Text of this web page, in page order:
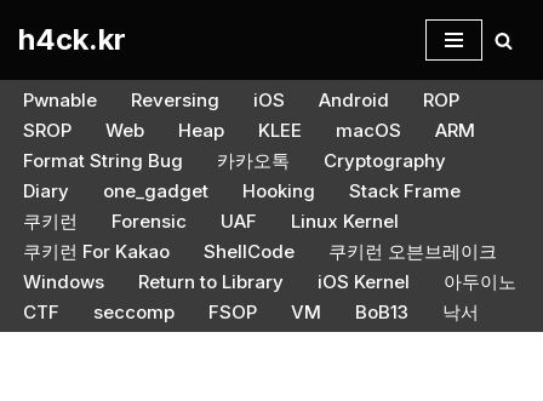
텐
츠
로
건
너
뛰
기
h4ck.kr
Pwnable Reversing iOS Android
ROP
SROP
Web Heap KLEE macOS
ARM
Format String Bug
카카오톡
Cryptography
Diary
one_gadget Hooking
Stack Frame
쿠키런
Forensic UAF
Linux Kernel
쿠키런 For Kakao
ShellCode
쿠키런 오븐브레이크
Windows
Return to Library iOS Kernel
아두이노
CTF
seccomp FSOP VM BoB13 낙서